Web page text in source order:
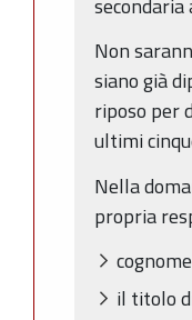
Non
siano già
riposo per
ultimi
Nella
propria
il titolo